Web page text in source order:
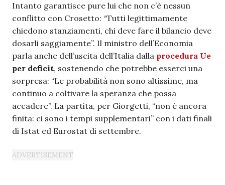
Intanto garantisce pure lui che non c’è nessun
conflitto con Crosetto: “Tutti legittimamente
chiedono stanziamenti, chi deve fare il bilancio deve
dosarli saggiamente”. Il ministro dell’Economia
parla anche dell’uscita dell’Italia dalla procedura Ue
per deficit, sostenendo che potrebbe esserci una
sorpresa: “Le probabilità non sono altissime, ma
continuo a coltivare la speranza che possa
accadere”. La partita, per Giorgetti, “non è ancora
finita: ci sono i tempi supplementari” con i dati finali
di Istat ed Eurostat di settembre.